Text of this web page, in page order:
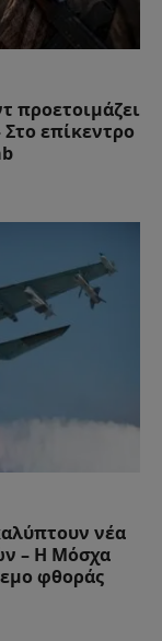
προετοιμάζει
επίκεντρο
νέα
– Η Μόσχα
φθοράς